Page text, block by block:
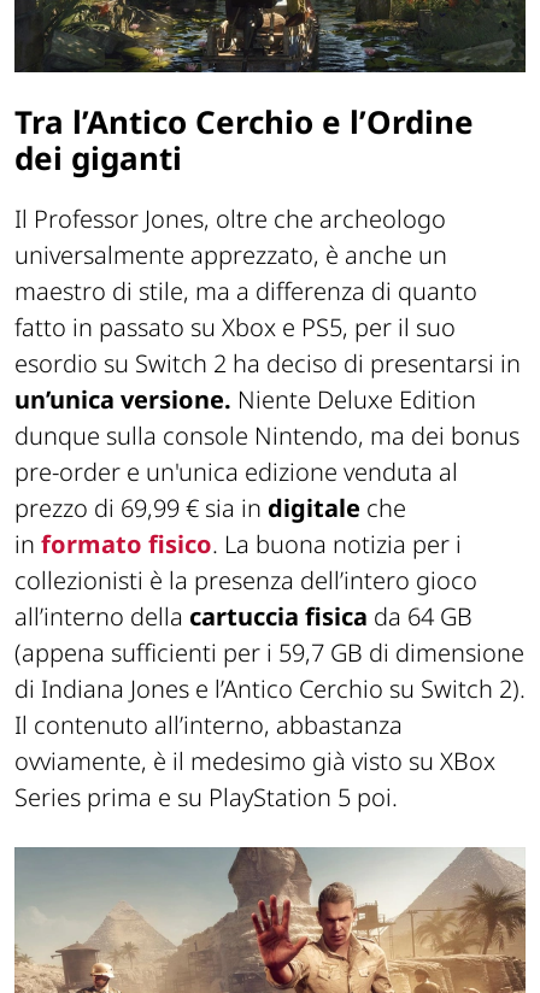
Tra l’Antico Cerchio e l’Ordine
dei giganti
Il Professor Jones, oltre che archeologo
universalmente apprezzato, è anche un
maestro di stile, ma a differenza di quanto
fatto in passato su Xbox e PS5, per il suo
esordio su Switch 2 ha deciso di presentarsi in
un’unica versione. Niente Deluxe Edition
dunque sulla console Nintendo, ma dei bonus
pre-order e un'unica edizione venduta al
prezzo di 69,99 € sia in digitale che
in formato fisico. La buona notizia per i
collezionisti è la presenza dell’intero gioco
all’interno della cartuccia fisica da 64 GB
(appena sufficienti per i 59,7 GB di dimensione
di Indiana Jones e l’Antico Cerchio su Switch 2).
Il contenuto all’interno, abbastanza
ovviamente, è il medesimo già visto su XBox
Series prima e su PlayStation 5 poi.